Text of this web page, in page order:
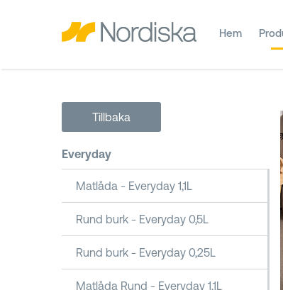
Hem
Tillbaka
Everyday
Matlåda - Everyday 1,1L
Rund burk - Everyday 0,5L
Rund burk - Everyday 0,25L
Matlåda Rund - Everyday 1,1L